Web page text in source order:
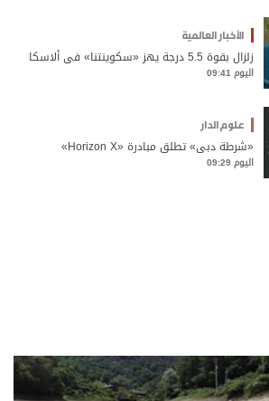
الأخبار العالمية
زلزال بقوة 5.5 درجة يهز «سكوينتنا» في ألاسكا
اليوم 09:41
علوم الدار
«شرطة دبي» تطلق مبادرة «Horizon X»
اليوم 09:29